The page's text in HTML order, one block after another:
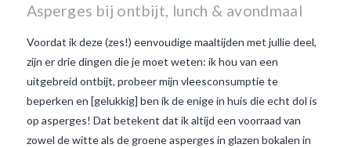
Asperges bij ontbijt, lunch & avondmaal
Voordat ik deze (zes!) eenvoudige maaltijden met jullie deel,
zijn er drie dingen die je moet weten: ik hou van een
uitgebreid ontbijt, probeer mijn vleesconsumptie te
beperken en [gelukkig] ben ik de enige in huis die echt dol is
op asperges! Dat betekent dat ik altijd een voorraad van
zowel de witte als de groene asperges in glazen bokalen in